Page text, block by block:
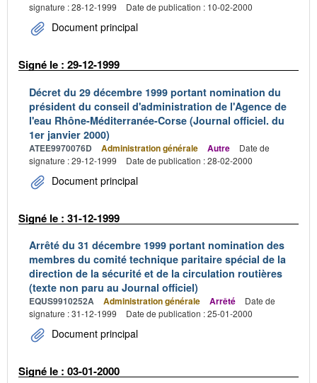
signature : 28-12-1999 Date de publication : 10-02-2000
Document principal
Signé le : 29-12-1999
Décret du 29 décembre 1999 portant nomination du
président du conseil d'administration de l'Agence de
l'eau Rhône-Méditerranée-Corse (Journal officiel. du
1er janvier 2000)
ATEE9970076D Administration générale Autre
Date de
signature : 29-12-1999
Date de publication : 28-02-2000
Document principal
Signé le : 31-12-1999
Arrêté du 31 décembre 1999 portant nomination des
membres du comité technique paritaire spécial de la
direction de la sécurité et de la circulation routières
(texte non paru au Journal officiel)
EQUS9910252A Administration générale Arrêté
Date de
signature : 31-12-1999
Date de publication : 25-01-2000
Document principal
Signé le : 03-01-2000